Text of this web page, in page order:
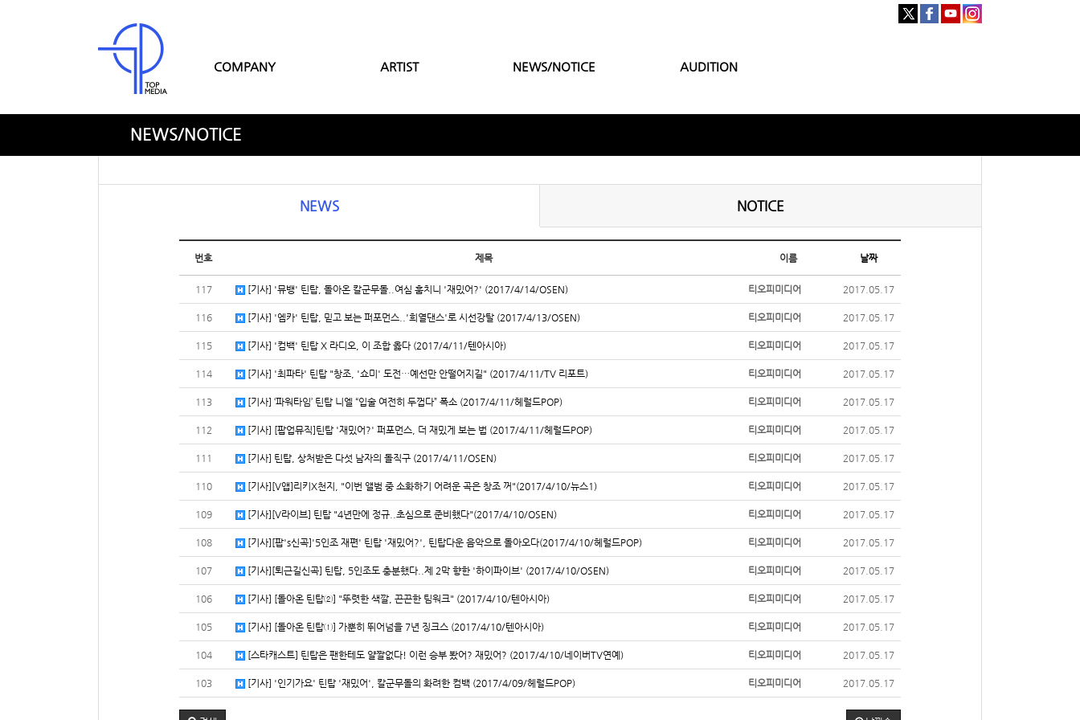
COMPANY ARTIST NEWS/NOTICE AUDITION
NEWS/NOTICE
NEWS NOTICE
번호 제목 이름 날짜
117 [기사] '뮤뱅' 틴탑, 돌아온 칼군무돌..여심 훔치니 '재밌어?' (2017/4/14/OSEN) 티오피미디어 2017.05.17
116 [기사] '엠카' 틴탑, 믿고 보는 퍼포먼스..'희열댄스'로 시선강탈 (2017/4/13/OSEN) 티오피미디어 2017.05.17
115 [기사] '컴백' 틴탑 X 라디오, 이 조합 옳다 (2017/4/11/텐아시아) 티오피미디어 2017.05.17
114 [기사] '최파타' 틴탑 "창조, '쇼미' 도전…예선만 안떨어지길" (2017/4/11/TV 리포트) 티오피미디어 2017.05.17
113 [기사] ‘파워타임’ 틴탑 니엘 “입술 여전히 두껍다” 폭소 (2017/4/11/헤럴드POP) 티오피미디어 2017.05.17
112 [기사] [팝업뮤직]틴탑 '재밌어?' 퍼포먼스, 더 재밌게 보는 법 (2017/4/11/헤럴드POP) 티오피미디어 2017.05.17
111 [기사] 틴탑, 상처받은 다섯 남자의 돌직구 (2017/4/11/OSEN) 티오피미디어 2017.05.17
110 [기사][V앱]리키X천지, "이번 앨범 중 소화하기 어려운 곡은 창조 꺼"(2017/4/10/뉴스1) 티오피미디어 2017.05.17
109 [기사][V라이브] 틴탑 "4년만에 정규..초심으로 준비했다"(2017/4/10/OSEN) 티오피미디어 2017.05.17
108 [기사][팝's신곡]'5인조 재편' 틴탑 '재밌어?', 틴탑다운 음악으로 돌아오다(2017/4/10/헤럴드POP) 티오피미디어 2017.05.17
107 [기사][퇴근길신곡] 틴탑, 5인조도 충분했다..제 2막 향한 '하이파이브' (2017/4/10/OSEN) 티오피미디어 2017.05.17
106 [기사] [돌아온 틴탑②] "뚜렷한 색깔, 끈끈한 팀워크" (2017/4/10/텐아시아) 티오피미디어 2017.05.17
105 [기사] [돌아온 틴탑①] 가뿐히 뛰어넘을 7년 징크스 (2017/4/10/텐아시아) 티오피미디어 2017.05.17
104 [스타캐스트] 틴탑은 팬한테도 얄짤없다! 이런 승부 봤어? 재밌어? (2017/4/10/네이버TV연예) 티오피미디어 2017.05.17
103 [기사] '인기가요' 틴탑 '재밌어', 칼군무돌의 화려한 컴백 (2017/4/09/헤럴드POP) 티오피미디어 2017.05.17